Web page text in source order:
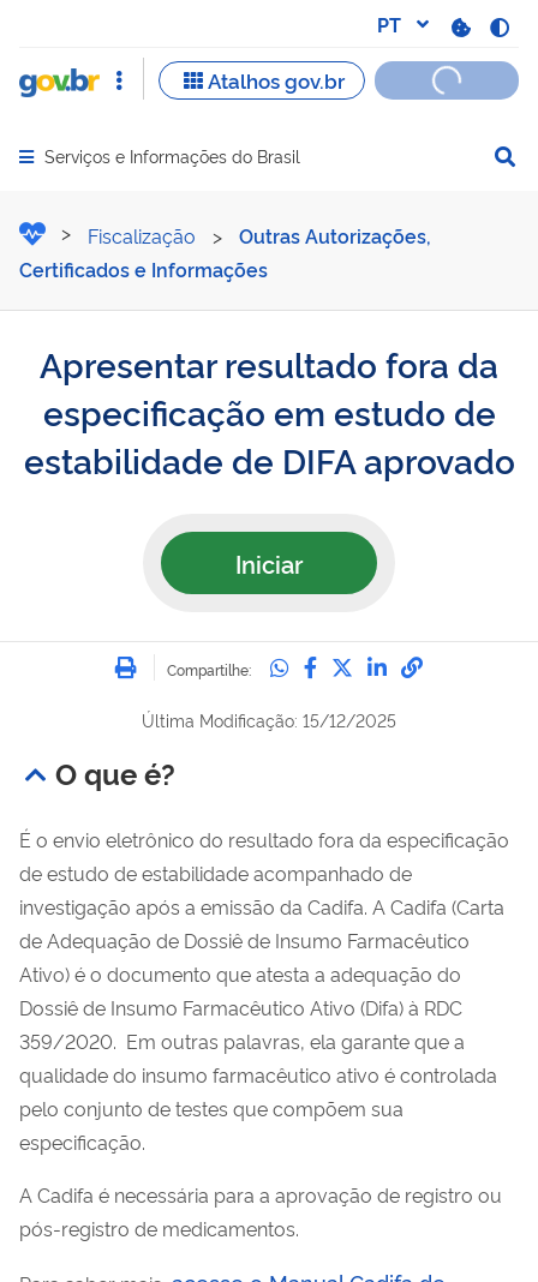
Abrir menu principal de navegação
Serviços e Informações do Brasil
Apresentar resultado
Fiscalização >
Outras Autorizações,
Certificados e Informações
Apresentar resultado fora da
especificação em estudo de
estabilidade de DIFA aprovado
Iniciar
Imprimir
Compartilhe: Compartilhe no
Compartilhe no
Compartilhe no
Compartilhe
Última Modificação: 15/12/2025
O que é?
É o envio eletrônico do resultado fora da especificação
de estudo de estabilidade acompanhado de
investigação após a emissão da Cadifa. A Cadifa (Carta
de Adequação de Dossiê de Insumo Farmacêutico
Ativo) é o documento que atesta a adequação do
Dossiê de Insumo Farmacêutico Ativo (Difa) à RDC
359/2020. Em outras palavras, ela garante que a
qualidade do insumo farmacêutico ativo é controlada
pelo conjunto de testes que compõem sua
especificação.
A Cadifa é necessária para a aprovação de registro ou
pós-registro de medicamentos.